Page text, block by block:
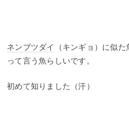
ネンブツダイ
（キンギョ）に似
って言う魚らしいです。
初めて知りました（汗）